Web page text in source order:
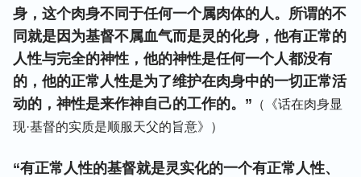
身，这个肉身不同于任何一个属肉体的人。所谓的不
同就是因为基督不属血气而是灵的化身，他有正常的
人性与完全的神性，他的神性是任何一个人都没有
的，他的正常人性是为了维护在肉身中的一切正常活
动的，神性是来作神自己的工作的。” （《话在肉身显
现·基督的实质是顺服天父的旨意》）
“有正常人性的基督就是灵实化的一个有正常人性、